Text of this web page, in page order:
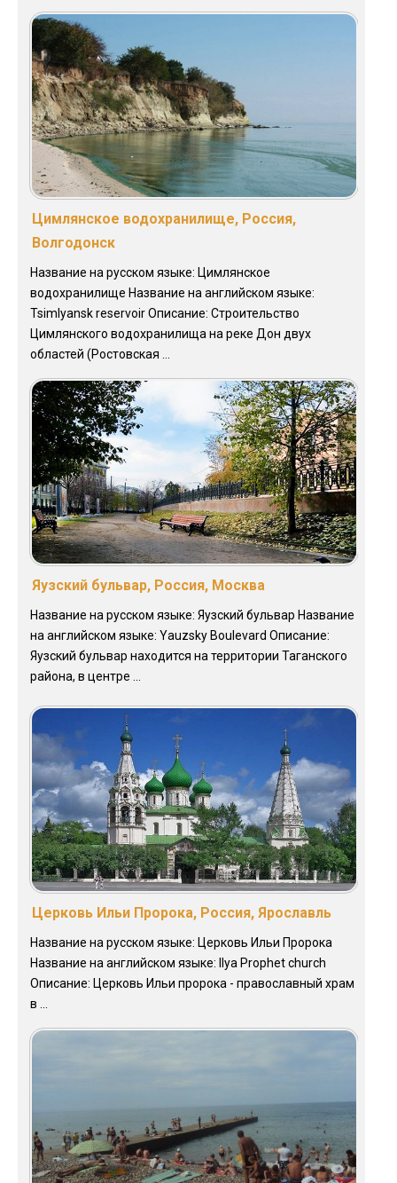
Цимлянское водохранилище, Россия,
Волгодонск
Название на русском языке: Цимлянское
водохранилище Название на английском языке:
Tsimlyansk reservoir Описание: Строительство
Цимлянского водохранилища на реке Дон двух
областей (Ростовская ...
Яузский бульвар, Россия, Москва
Название на русском языке: Яузский бульвар Название
на английском языке: Yauzsky Boulevard Описание:
Яузский бульвар находится на территории Таганского
района, в центре ...
Церковь Ильи Пророка, Россия, Ярославль
Название на русском языке: Церковь Ильи Пророка
Название на английском языке: Ilya Prophet church
Описание: Церковь Ильи пророка - православный храм
в ...